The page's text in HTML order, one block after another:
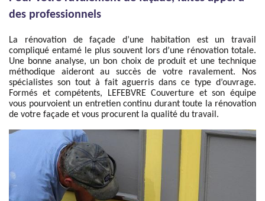
des professionnels
La rénovation de façade d’une habitation est un travail
compliqué entamé le plus souvent lors d’une rénovation totale.
Une bonne analyse, un bon choix de produit et une technique
méthodique aideront au succès de votre ravalement. Nos
spécialistes son tout à fait aguerris dans ce type d’ouvrage.
Formés et compétents, LEFEBVRE Couverture et son équipe
vous pourvoient un entretien continu durant toute la rénovation
de votre façade et vous procurent la qualité du travail.